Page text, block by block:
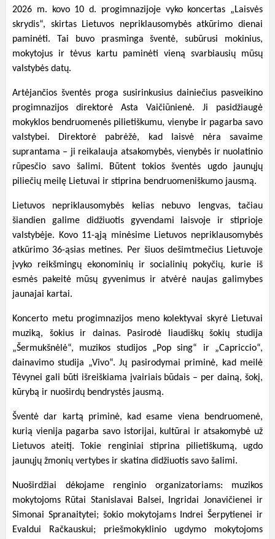
2026 m. kovo 10 d. progimnazijoje vyko koncertas „Laisvės
skrydis“, skirtas Lietuvos nepriklausomybės atkūrimo dienai
paminėti. Tai buvo prasminga šventė, subūrusi mokinius,
mokytojus ir tėvus kartu paminėti vieną svarbiausių mūsų
valstybės datų.
Artėjančios šventės proga susirinkusius dainiečius pasveikino
progimnazijos direktorė Asta Vaičiūnienė. Ji pasidžiaugė
mokyklos bendruomenės pilietiškumu, vienybe ir pagarba savo
valstybei. Direktorė pabrėžė, kad laisvė nėra savaime
suprantama – ji reikalauja atsakomybės, vienybės ir nuolatinio
rūpesčio savo šalimi. Būtent tokios šventės ugdo jaunųjų
piliečių meilę Lietuvai ir stiprina bendruomeniškumo jausmą.
Lietuvos nepriklausomybės kelias nebuvo lengvas, tačiau
šiandien galime didžiuotis gyvendami laisvoje ir stiprioje
valstybėje. Kovo 11-ąją minėsime Lietuvos nepriklausomybės
atkūrimo 36-ąsias metines. Per šiuos dešimtmečius Lietuvoje
įvyko reikšmingų ekonominių ir socialinių pokyčių, kurie iš
esmės pakeitė mūsų gyvenimus ir atvėrė naujas galimybes
jaunajai kartai.
Koncerto metu progimnazijos meno kolektyvai skyrė Lietuvai
muziką, šokius ir dainas. Pasirodė liaudiškų šokių studija
„Šermukšnėlė“, muzikos studijos „Pop sing“ ir „Capriccio“,
dainavimo studija „Vivo“. Jų pasirodymai priminė, kad meilė
Tėvynei gali būti išreiškiama įvairiais būdais – per dainą, šokį,
kūrybą ir nuoširdų bendrystės jausmą.
Šventė dar kartą priminė, kad esame viena bendruomenė,
kurią vienija pagarba savo istorijai, kultūrai ir atsakomybė už
Lietuvos ateitį. Tokie renginiai stiprina pilietiškumą, ugdo
jaunųjų žmonių vertybes ir skatina didžiuotis savo šalimi.
Nuoširdžiai dėkojame renginio organizatoriams: muzikos
mokytojoms Rūtai Stanislavai Balsei, Ingridai Jonavičienei ir
Simonai Spranaitytei; šokio mokytojams Indrei Šerpytienei ir
Evaldui Račkauskui; priešmokyklinio ugdymo mokytojoms